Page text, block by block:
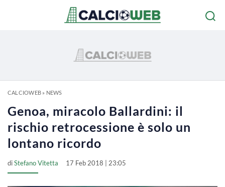
CALCIOWEB» NEWS
Genoa, miracolo Ballardini: il
rischio retrocessione è solo un
lontano ricordo
diStefano Vitetta 17 Feb 2018 | 23:05